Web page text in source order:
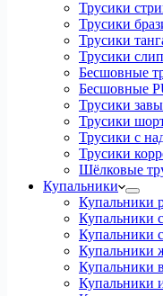
Трусики
Трусики
Трусики
Трусики
Бесшовные
Бесшовные
Трусики
Трусики
Трусики с
Трусики
Шёлковые
Купальники
Купальники
Купальники
Купальники
Купальники
Купальники
Купальники